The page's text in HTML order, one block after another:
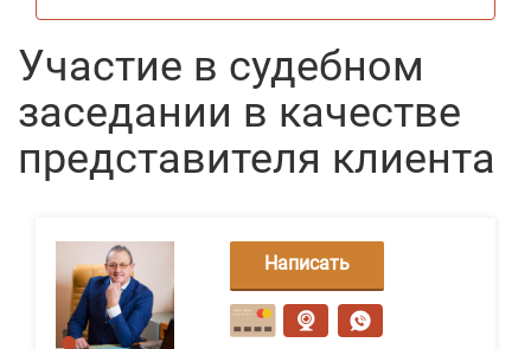
Участие в судебном
заседании в качестве
представителя клиента
Написать
сообщение